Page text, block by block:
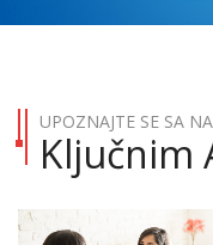
UPOZNAJTE SE SA
Ključnim